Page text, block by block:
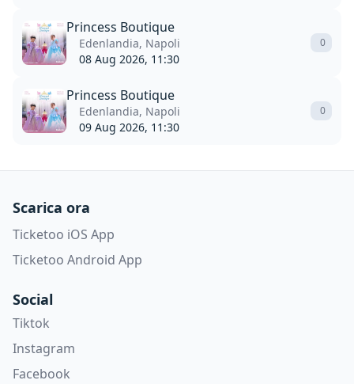
Princess Boutique
Edenlandia, Napoli
08 Aug 2026, 11:30
0
Princess Boutique
Edenlandia, Napoli
09 Aug 2026, 11:30
0
Scarica ora
Ticketoo iOS App
Ticketoo Android App
Social
Tiktok
Instagram
Facebook